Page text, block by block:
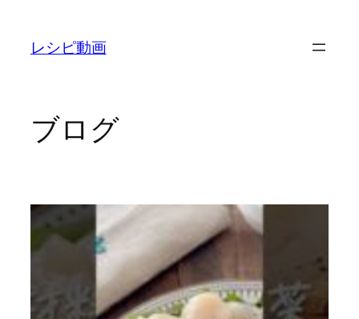
レシピ動画
ブログ